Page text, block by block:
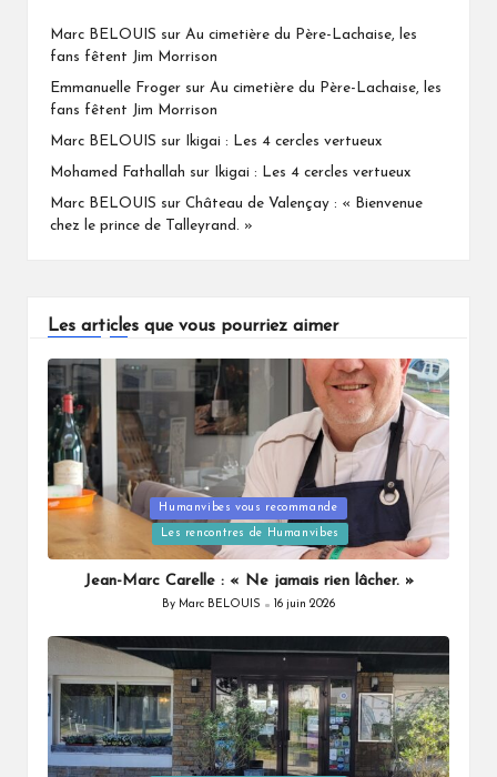
Marc BELOUIS sur Au cimetière du Père-Lachaise, les
fans fêtent Jim Morrison
Emmanuelle Froger sur Au cimetière du Père-Lachaise, les
fans fêtent Jim Morrison
Marc BELOUIS sur Ikigai : Les 4 cercles vertueux
Mohamed Fathallah sur Ikigai : Les 4 cercles vertueux
Marc BELOUIS sur Château de Valençay : « Bienvenue
chez le prince de Talleyrand. »
Les articles que vous pourriez aimer
Posted
Humanvibes vous recommande
Les rencontres de Humanvibes
Jean-Marc Carelle : « Ne jamais rien lâcher. »
Posted
By Marc BELOUIS 16 juin 2026